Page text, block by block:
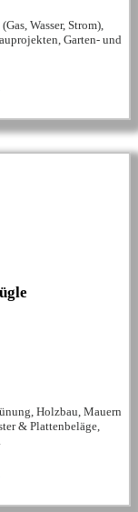
Wasser, Strom),
Garten- und
Holzbau, Mauern
& Plattenbeläge,